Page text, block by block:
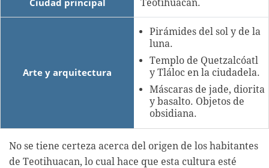
Teotihuacan.
Arte y arquitectura
Pirámides del sol y de la
luna.
Templo de Quetzalcóatl
y Tláloc en la ciudadela.
Máscaras de jade, diorita
y basalto. Objetos de
obsidiana.
No se tiene certeza acerca del origen de los habitantes
de Teotihuacan, lo cual hace que esta cultura esté